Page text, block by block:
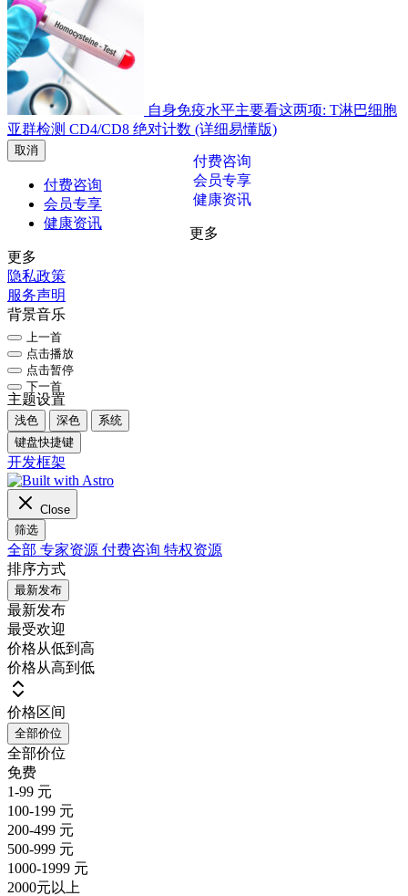
自身免疫水平主要看这两项: T淋巴细胞
亚群检测 CD4/CD8 绝对计数 (详细易懂版)
取消
付费咨询
付费咨询
会员专享
会员专享
健康资讯
健康资讯
更多
更多
隐私政策
服务声明
背景音乐
上一首
点击播放
点击暂停
下一首
主题设置
浅色 深色
系统
键盘快捷键
开发框架
Close
筛选
全部 专家资源 付费咨询 特权资源
排序方式
最新发布
最新发布
最受欢迎
价格从低到高
价格从高到低
价格区间
全部价位
全部价位
免费
1-99 元
100-199 元
200-499 元
500-999 元
1000-1999 元
2000元以上